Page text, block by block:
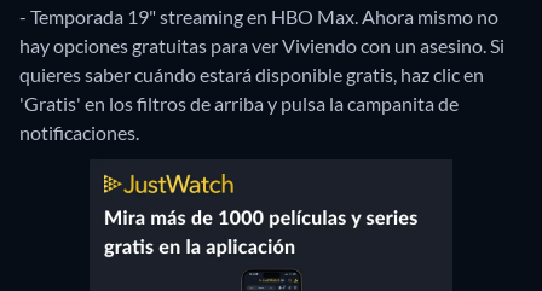
- Temporada 19" streaming en HBO Max. Ahora mismo no
hay opciones gratuitas para ver Viviendo con un asesino. Si
quieres saber cuándo estará disponible gratis, haz clic en
'Gratis' en los filtros de arriba y pulsa la campanita de
notificaciones.